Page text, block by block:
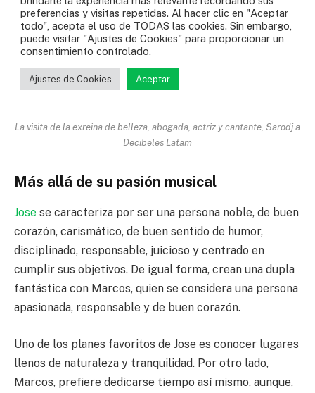
La visita de la exreina de belleza, abogada, actriz y cantante, Sarodj a
Decibeles Latam
Más allá de su pasión musical
Jose se caracteriza por ser una persona noble, de buen
corazón, carismático, de buen sentido de humor,
disciplinado, responsable, juicioso y centrado en
cumplir sus objetivos. De igual forma, crean una dupla
fantástica con Marcos, quien se considera una persona
apasionada, responsable y de buen corazón.
Uno de los planes favoritos de Jose es conocer lugares
llenos de naturaleza y tranquilidad. Por otro lado,
Marcos, prefiere dedicarse tiempo así mismo, aunque,